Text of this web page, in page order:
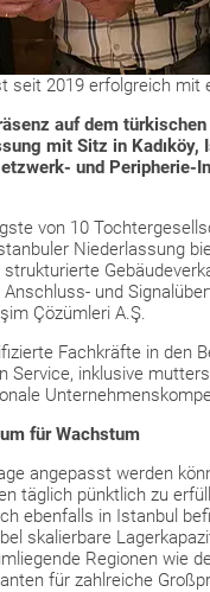
seit 2019 erfolgreich
auf dem
mit Sitz in
und Peripherie-
von 10
Niederlassung
und
Çözümleri A.Ş.
Fachkräfte in den
Service, inklusive
für Wachstum
angepasst werden
täglich pünktlich zu
ebenfalls in Istanbul
skalierbare
Regionen wie
für zahlreiche